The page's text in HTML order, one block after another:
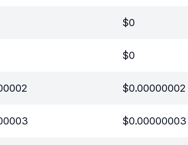
$0
$0
$0.00000002
$0.00000003